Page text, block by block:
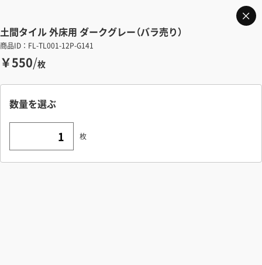
土間タイル 外床用 ダークグレー（バラ売り）
商品ID：FL-TL001-12P-G141
￥550/枚
数量を選ぶ
枚